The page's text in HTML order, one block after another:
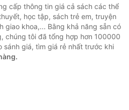
cấp thông tin giá cả sách các thể
học tập, sách trẻ em, truyện
giao khoa,... Bằng khả năng sẵn có
chúng tôi đã tổng hợp hơn 100000
sánh giá, tìm giá rẻ nhất trước khi